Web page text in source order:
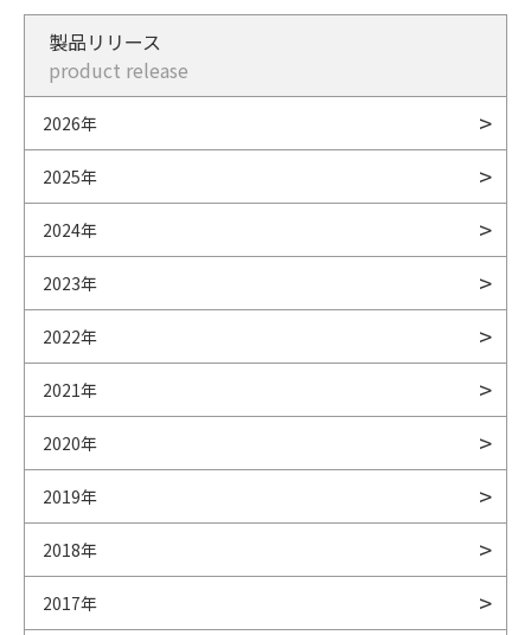
製品リリース
product release
2026年
2025年
2024年
2023年
2022年
2021年
2020年
2019年
2018年
2017年